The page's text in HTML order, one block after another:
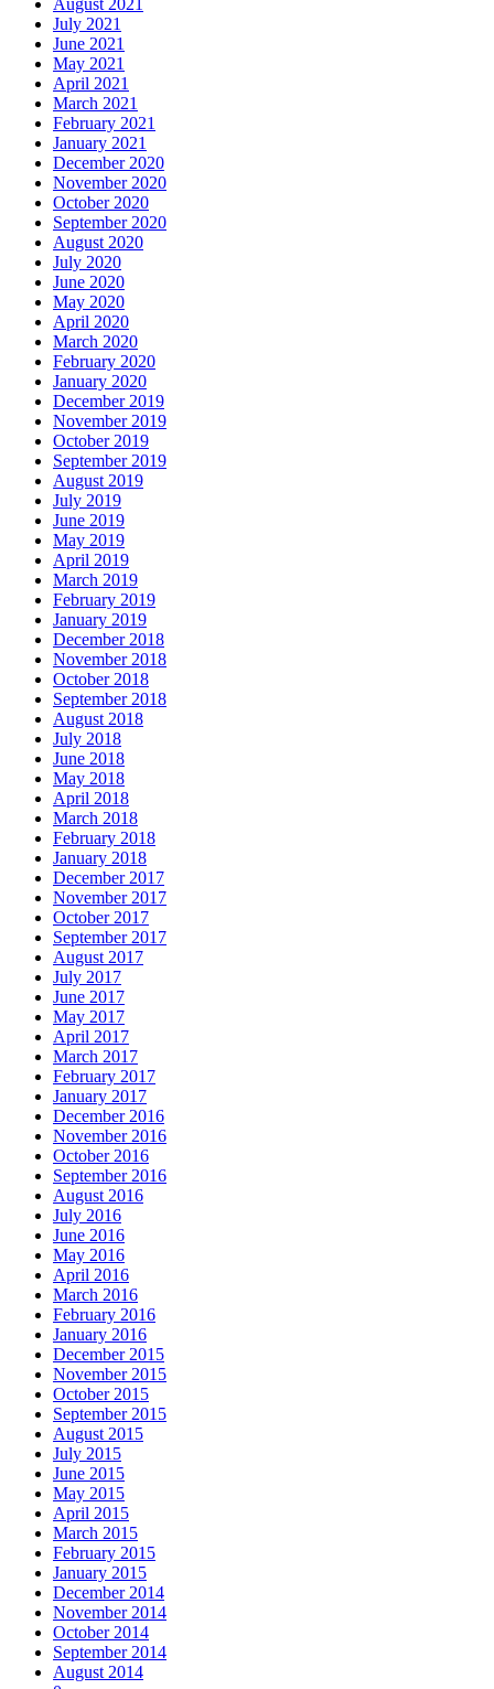
August 2021
July 2021
June 2021
May 2021
April 2021
March 2021
February 2021
January 2021
December 2020
November 2020
October 2020
September 2020
August 2020
July 2020
June 2020
May 2020
April 2020
March 2020
February 2020
January 2020
December 2019
November 2019
October 2019
September 2019
August 2019
July 2019
June 2019
May 2019
April 2019
March 2019
February 2019
January 2019
December 2018
November 2018
October 2018
September 2018
August 2018
July 2018
June 2018
May 2018
April 2018
March 2018
February 2018
January 2018
December 2017
November 2017
October 2017
September 2017
August 2017
July 2017
June 2017
May 2017
April 2017
March 2017
February 2017
January 2017
December 2016
November 2016
October 2016
September 2016
August 2016
July 2016
June 2016
May 2016
April 2016
March 2016
February 2016
January 2016
December 2015
November 2015
October 2015
September 2015
August 2015
July 2015
June 2015
May 2015
April 2015
March 2015
February 2015
January 2015
December 2014
November 2014
October 2014
September 2014
August 2014